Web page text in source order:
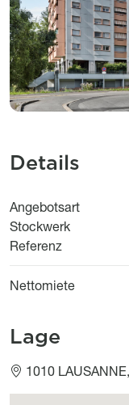
Details
Angebotsart
Stockwerk
Referenz
Nettomiete
Lage
1010